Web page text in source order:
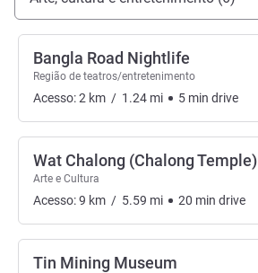
Bangla Road Nightlife
Região de teatros/entretenimento
Acesso:2 km / 1.24 mi 5 min drive
Wat Chalong (Chalong Temple)
Arte e Cultura
Acesso:9 km / 5.59 mi 20 min drive
Tin Mining Museum